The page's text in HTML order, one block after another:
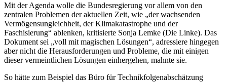
Mit der Agenda wolle die Bundesregierung vor allem von den
zentralen Problemen der aktuellen Zeit, wie „der wachsenden
Vermögensungleichheit, der Klimakatastrophe und der
Faschisierung“ ablenken, kritisierte Sonja Lemke (Die Linke). Das
Dokument sei „voll mit magischen Lösungen“, adressiere hingegen
aber nicht die Herausforderungen und Probleme, die mit einigen
dieser vermeintlichen Lösungen einhergehen, mahnte sie.
So hätte zum Beispiel das Büro für Technikfolgenabschätzung